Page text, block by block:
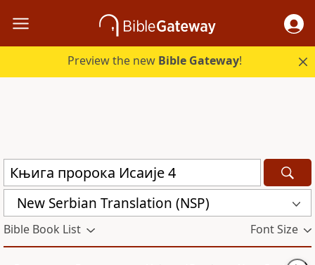
Preview the new Bible Gateway!
New Serbian Translation (NSP)
Bible Book List Font Size